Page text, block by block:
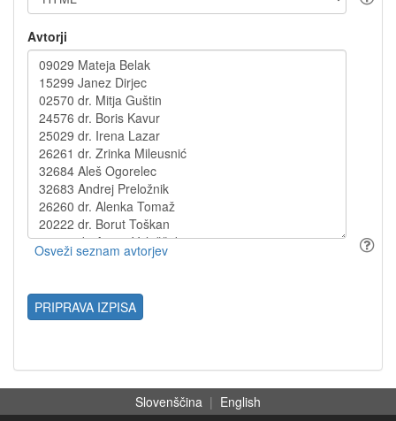
Avtorji
PRIPRAVA IZPISA
Slovenščina | English